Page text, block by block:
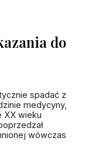
do
spadać z
medycyny,
XX wieku
wówczas